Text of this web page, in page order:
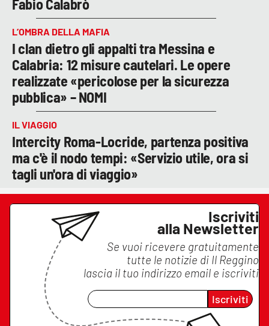
Fabio Calabrò
L’OMBRA DELLA MAFIA
I clan dietro gli appalti tra Messina e
Calabria: 12 misure cautelari. Le opere
realizzate «pericolose per la sicurezza
pubblica» – NOMI
IL VIAGGIO
Intercity Roma-Locride, partenza positiva
ma c'è il nodo tempi: «Servizio utile, ora si
tagli un'ora di viaggio»
Iscriviti
alla Newsletter
Se vuoi ricevere gratuitamente
tutte le notizie di Il Reggino
lascia il tuo indirizzo email e iscriviti
Iscriviti